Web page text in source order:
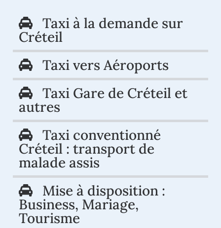
Taxi à la demande sur
Créteil
Taxi vers Aéroports
Taxi Gare de Créteil et
autres
Taxi conventionné
Créteil : transport de
malade assis
Mise à disposition :
Business, Mariage,
Tourisme